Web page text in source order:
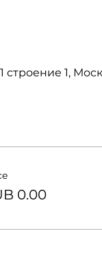
1,
0.00